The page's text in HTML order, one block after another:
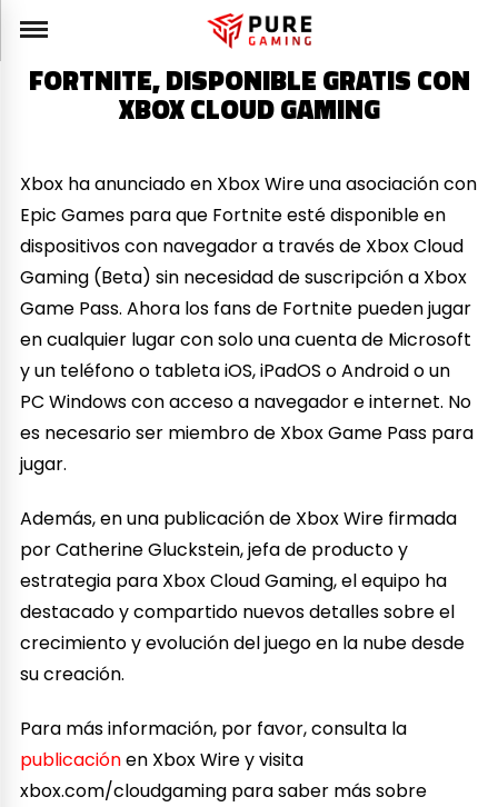
FORTNITE, DISPONIBLE GRATIS CON
XBOX CLOUD GAMING
Xbox ha anunciado en Xbox Wire una asociación con
Epic Games para que Fortnite esté disponible en
dispositivos con navegador a través de Xbox Cloud
Gaming (Beta) sin necesidad de suscripción a Xbox
Game Pass. Ahora los fans de Fortnite pueden jugar
en cualquier lugar con solo una cuenta de Microsoft
y un teléfono o tableta iOS, iPadOS o Android o un
PC Windows con acceso a navegador e internet. No
es necesario ser miembro de Xbox Game Pass para
jugar.
Además, en una publicación de Xbox Wire firmada
por Catherine Gluckstein, jefa de producto y
estrategia para Xbox Cloud Gaming, el equipo ha
destacado y compartido nuevos detalles sobre el
crecimiento y evolución del juego en la nube desde
su creación.
Para más información, por favor, consulta la
publicaciónen Xbox Wire y visita
xbox.com/cloudgaming para saber más sobre